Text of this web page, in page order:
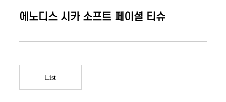
에노디스 시카 소프트 페이셜 티슈
List